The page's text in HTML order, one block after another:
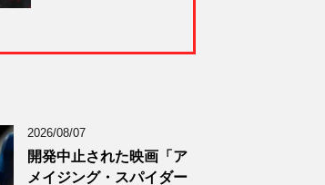
2026/08/07
開発中止された映画「ア
メイジング・スパイダー